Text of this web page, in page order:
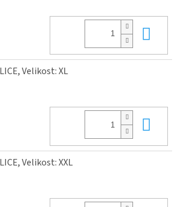
Velikost: XL
Velikost: XXL